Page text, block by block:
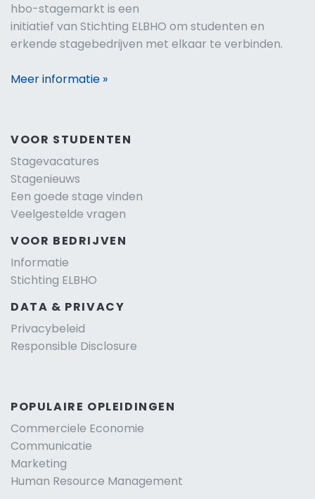
hbo-stagemarkt is een
initiatief van Stichting ELBHO om studenten en
erkende stagebedrijven met elkaar te verbinden.
Meer informatie »
VOOR STUDENTEN
Stagevacatures
Stagenieuws
Een goede stage vinden
Veelgestelde vragen
VOOR BEDRIJVEN
Informatie
Stichting ELBHO
DATA & PRIVACY
Privacybeleid
Responsible Disclosure
POPULAIRE OPLEIDINGEN
Commerciele Economie
Communicatie
Marketing
Human Resource Management